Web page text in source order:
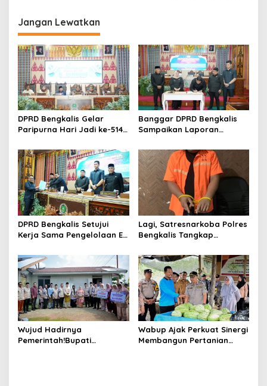
g
a
s
i
p
o
s
Jangan Lewatkan
DPRD Bengkalis Gelar
Paripurna Hari Jadi ke-514
Semangat Membangun
Negeri Junjungan.
Banggar DPRD Bengkalis
Sampaikan Laporan
Pertanggungjawaban
Pelaksanaan APBD Tahun
Anggaran 2025
DPRD Bengkalis Setujui
Kerja Sama Pengelolaan E-
Sungai Selari.
Lagi, Satresnarkoba Polres
Bengkalis Tangkap
Air
Wujud Hadirnya
Pemerintah!Bupati
Wabup Ajak Perkuat Sinergi
Membangun Pertanian